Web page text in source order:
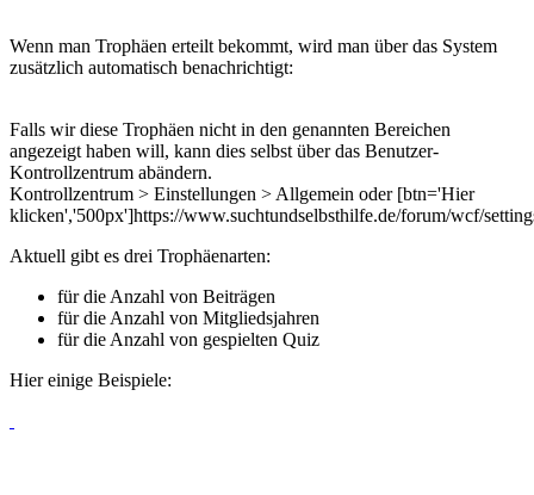
Wenn man Trophäen erteilt bekommt, wird man über das System
zusätzlich automatisch benachrichtigt:
Falls wir diese Trophäen nicht in den genannten Bereichen
angezeigt haben will, kann dies selbst über das Benutzer-
Kontrollzentrum abändern.
Kontrollzentrum > Einstellungen > Allgemein oder [btn='Hier
klicken','500px']https://www.suchtundselbsthilfe.de/forum/wcf/
Aktuell gibt es drei Trophäenarten:
für die Anzahl von Beiträgen
für die Anzahl von Mitgliedsjahren
für die Anzahl von gespielten Quiz
Hier einige Beispiele: